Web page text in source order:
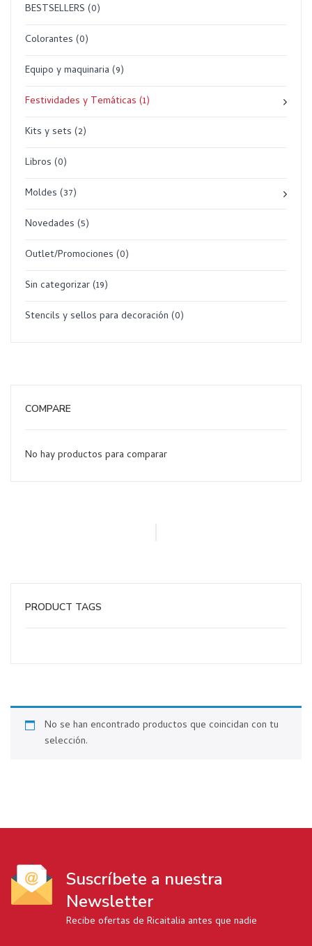
BESTSELLERS (0)
Colorantes (0)
Equipo y maquinaria (9)
Festividades y Temáticas (1)
Kits y sets (2)
Libros (0)
Moldes (37)
Novedades (5)
Outlet/Promociones (0)
Sin categorizar(19)
Stencils y sellos para decoración (0)
COMPARE
No hay productos para comparar
PRODUCT TAGS
No se han encontrado productos que coincidan con tu
selección.
Suscríbete a nuestra
Newsletter
Recibe ofertas de Ricaitalia antes que nadie